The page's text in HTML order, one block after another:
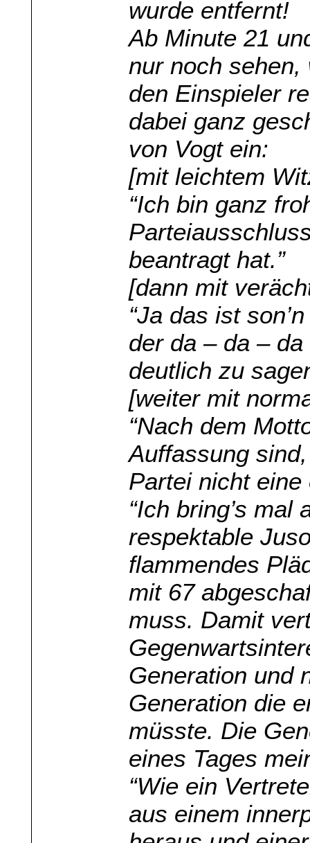
wurde entfernt!
Ab Minute 21
nur noch
den Einspieler
dabei ganz
von Vogt ein:
[mit leichtem
“Ich bin ganz
beantragt hat.”
[dann mit
“Ja das ist
der da – da –
deutlich zu
[weiter mit
“Nach dem
Auffassung
Partei nicht eine
“Ich bring’s
respektable
flammendes
mit 67
muss. Damit
Generation und
Generation die
müsste. Die
eines Tages
“Wie ein
aus einem